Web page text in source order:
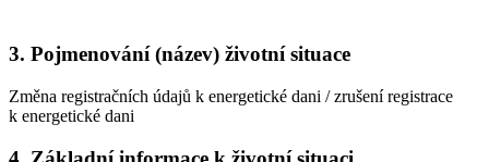
3. Pojmenování (název) životní situace
Změna registračních údajů k energetické dani / zrušení registrace
k energetické dani